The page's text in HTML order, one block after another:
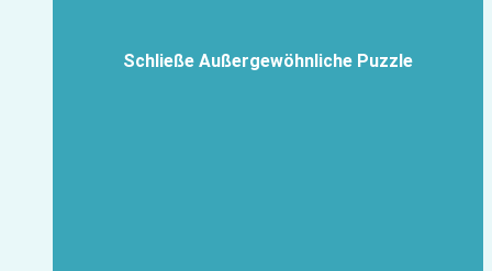
Schließe Außergewöhnliche Puzzle